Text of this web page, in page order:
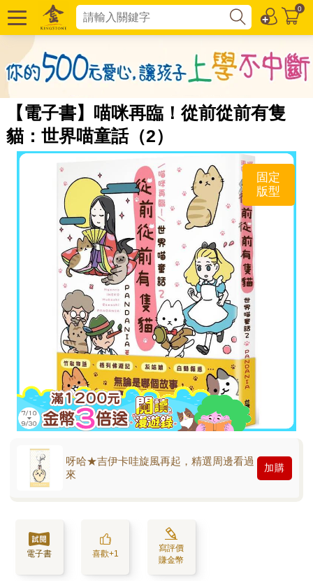
0
【電子書】喵咪再臨！從前從前有隻
貓：世界喵童話（2）
固定
版型
呀哈★吉伊卡哇旋風再起，精選周邊看過
來
加購
電子書 喜歡+1
寫評價
賺金幣